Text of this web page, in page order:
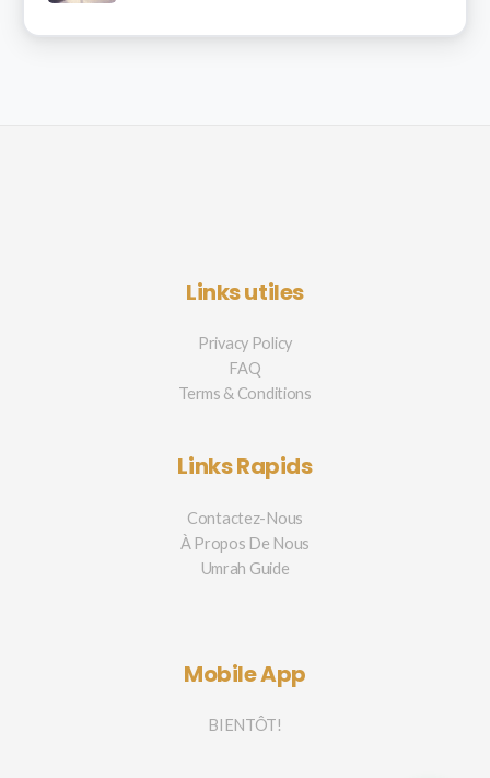
Links utiles
Privacy Policy
FAQ
Terms & Conditions
Links Rapids
Contactez-Nous
À Propos De Nous
Umrah Guide
Mobile App
BIENTÔT!